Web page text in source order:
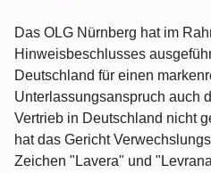
Das OLG Nürnberg hat im
Hinweisbeschlusses
Deutschland für einen
Unterlassungsanspruch auch
Vertrieb in Deutschland nicht
hat das Gericht
Zeichen "Lavera" und